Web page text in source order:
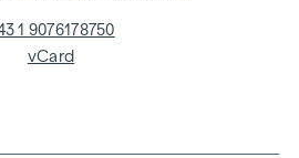
1 9076178750
vCard